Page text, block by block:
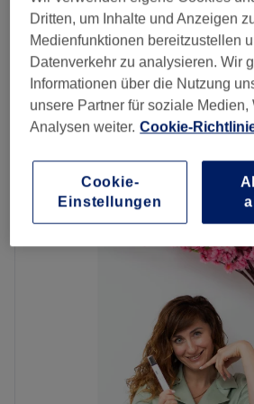
30 Min. - 2 Std.
Anti-Stress Massage
30 Min. - 2 Std.
Paarmassage Anfrage NUR
TELEFONISCH
Montag
Dienstag
Deva Massage Düsseldorf ist ein
Dritten, um Inhalte und Anzeigen
Medienfunktionen bereitzustellen
Datenverkehr zu analysieren. Wir
Informationen über die Nutzung
unsere Partner für soziale Medien,
Analysen weiter. Cookie-
Cookie-
Einstellungen